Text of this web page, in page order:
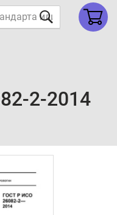
2-2014